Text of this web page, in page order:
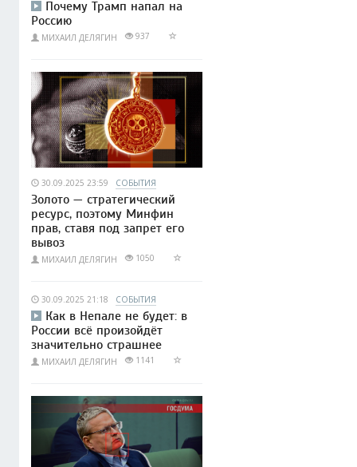
Почему Трамп напал на
Россию
МИХАИЛ ДЕЛЯГИН 937
30.09.2025 23:59 СОБЫТИЯ
Золото — стратегический
ресурс, поэтому Минфин
прав, ставя под запрет его
вывоз
МИХАИЛ ДЕЛЯГИН 1050
30.09.2025 21:18 СОБЫТИЯ
Как в Непале не будет: в
России всё произойдёт
значительно страшнее
МИХАИЛ ДЕЛЯГИН 1141